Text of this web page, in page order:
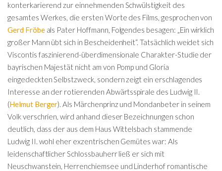
konterkarierend zur einnehmenden Schwülstigkeit des
gesamtes Werkes, die ersten Worte des Films, gesprochen von
Gerd Fröbeals Pater Hoffmann, Folgendes besagen: „Ein wirklich
großer Mann übt sich in Bescheidenheit“. Tatsächlich weidet sich
Viscontis faszinierend-überdimensionale Charakter-Studie der
bayrischen Majestät nicht am von Pomp und Gloria
eingedeckten Selbstzweck, sondern zeigt ein erschlagendes
Interesse an der rotierenden Abwärtsspirale des Ludwig II.
(Helmut Berger). Als Märchenprinz und Mondanbeter in seinem
Volk verschrien, wird anhand dieser Bezeichnungen schon
deutlich, dass der aus dem Haus Wittelsbach stammende
Ludwig II. wohl eher exzentrischen Gemütes war: Als
leidenschaftlicher Schlossbauherr ließ er sich mit
Neuschwanstein, Herrenchiemsee und Linderhof romantische